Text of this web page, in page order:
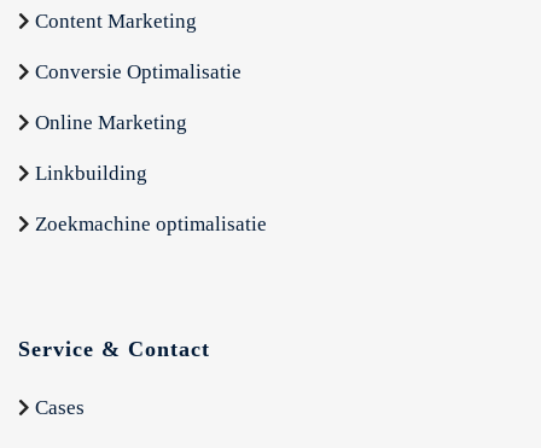
Content Marketing
Conversie Optimalisatie
Online Marketing
Linkbuilding
Zoekmachine optimalisatie
Service & Contact
Cases